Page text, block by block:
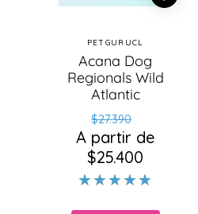
Proveedor:
PETGURUCL
Acana Dog
Regionals Wild
Atlantic
Precio
habitual
$27.390Precio
de
oferta
A partir de
$25.400